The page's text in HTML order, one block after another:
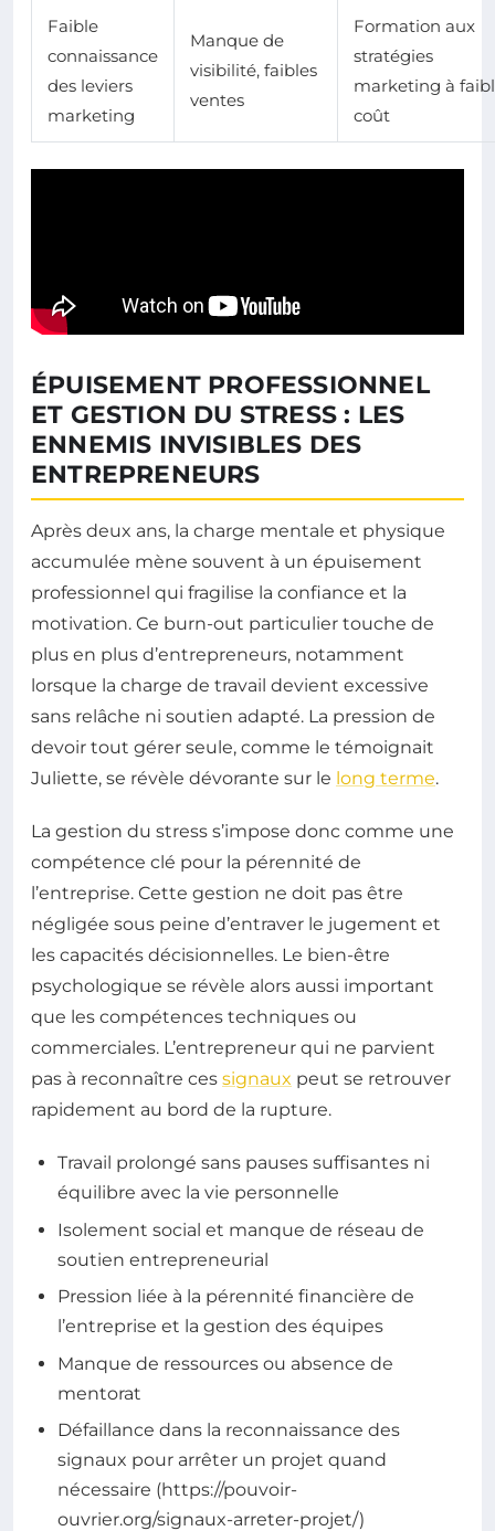
Faible
connaissance
des leviers
marketing
Manque de
visibilité, faibles
ventes
Formation aux
stratégies
marketing à
coût
ÉPUISEMENT PROFESSIONNEL
ET GESTION DU STRESS : LES
ENNEMIS INVISIBLES DES
ENTREPRENEURS
Après deux ans, la charge mentale et physique
accumulée mène souvent à un épuisement
professionnel qui fragilise la confiance et la
motivation. Ce burn-out particulier touche de
plus en plus d’entrepreneurs, notamment
lorsque la charge de travail devient excessive
sans relâche ni soutien adapté. La pression de
devoir tout gérer seule, comme le témoignait
Juliette, se révèle dévorante sur le long terme.
La gestion du stress s’impose donc comme une
compétence clé pour la pérennité de
l’entreprise. Cette gestion ne doit pas être
négligée sous peine d’entraver le jugement et
les capacités décisionnelles. Le bien-être
psychologique se révèle alors aussi important
que les compétences techniques ou
commerciales. L’entrepreneur qui ne parvient
pas à reconnaître ces signaux peut se retrouver
rapidement au bord de la rupture.
Travail prolongé sans pauses suffisantes ni
équilibre avec la vie personnelle
Isolement social et manque de réseau de
soutien entrepreneurial
Pression liée à la pérennité financière de
l’entreprise et la gestion des équipes
Manque de ressources ou absence de
mentorat
Défaillance dans la reconnaissance des
signaux pour arrêter un projet quand
nécessaire (https://pouvoir-
ouvrier.org/signaux-arreter-projet/)